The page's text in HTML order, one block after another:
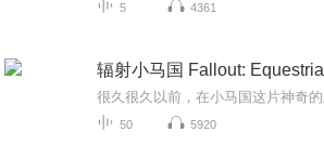
5 4361
辐射小马国 Fallout: Equestria
50 5920